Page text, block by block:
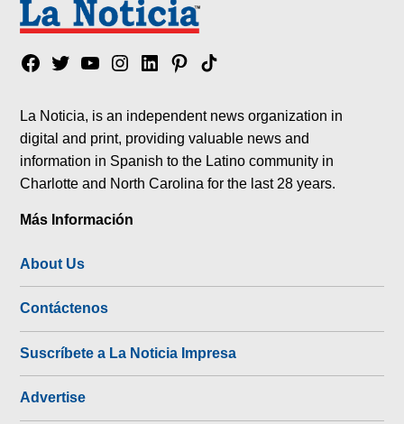
Facebook
TwitterYouTubeInstagram
LinkedinPinterest
Tik
La Noticia, is an independent news organization in
digital and print, providing valuable news and
information in Spanish to the Latino community in
Charlotte and North Carolina for the last 28 years.
Más Información
About Us
Contáctenos
Suscríbete a La Noticia Impresa
Advertise